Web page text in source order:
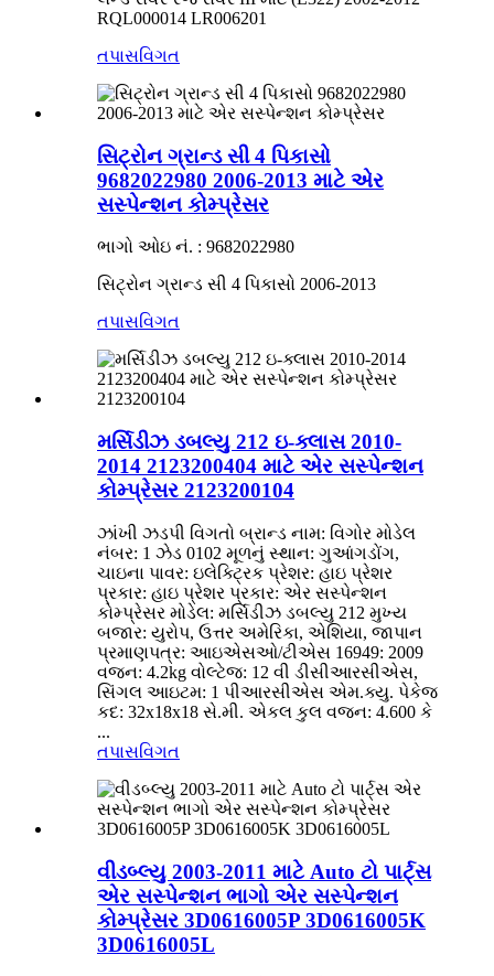
RQL000014 LR006201
તપાસવિગત
સિટ્રોન ગ્રાન્ડ સી 4 પિકાસો
9682022980 2006-2013 માટે એર
સસ્પેન્શન કોમ્પ્રેસર
ભાગો ઓઇ નં. : 9682022980
સિટ્રોન ગ્રાન્ડ સી 4 પિકાસો 2006-2013
તપાસવિગત
મર્સિડીઝ ડબલ્યુ 212 ઇ-ક્લાસ 2010-
2014 2123200404 માટે એર સસ્પેન્શન
કોમ્પ્રેસર 2123200104
ઝાંખી ઝડપી વિગતો બ્રાન્ડ નામ: વિગોર મોડેલ
નંબર: 1 ઝેડ 0102 મૂળનું સ્થાન: ગુઆંગડોંગ,
ચાઇના પાવર: ઇલેક્ટ્રિક પ્રેશર: હાઇ પ્રેશર
પ્રકાર: હાઇ પ્રેશર પ્રકાર: એર સસ્પેન્શન
કોમ્પ્રેસર મોડેલ: મર્સિડીઝ ડબલ્યુ 212 મુખ્ય
બજાર: યુરોપ, ઉત્તર અમેરિકા, એશિયા, જાપાન
પ્રમાણપત્ર: આઇએસઓ/ટીએસ 16949: 2009
વજન: 4.2kg વોલ્ટેજ: 12 વી ડીસીઆરસીએસ,
સિંગલ આઇટમ: 1 પીઆરસીએસ એમ.ક્યુ. પેકેજ
કદ: 32x18x18 સે.મી. એકલ કુલ વજન: 4.600 કે
...
તપાસવિગત
વીડબ્લ્યુ 2003-2011 માટે Auto ટો પાર્ટ્સ
એર સસ્પેન્શન ભાગો એર સસ્પેન્શન
કોમ્પ્રેસર 3D0616005P 3D0616005K
3D0616005L